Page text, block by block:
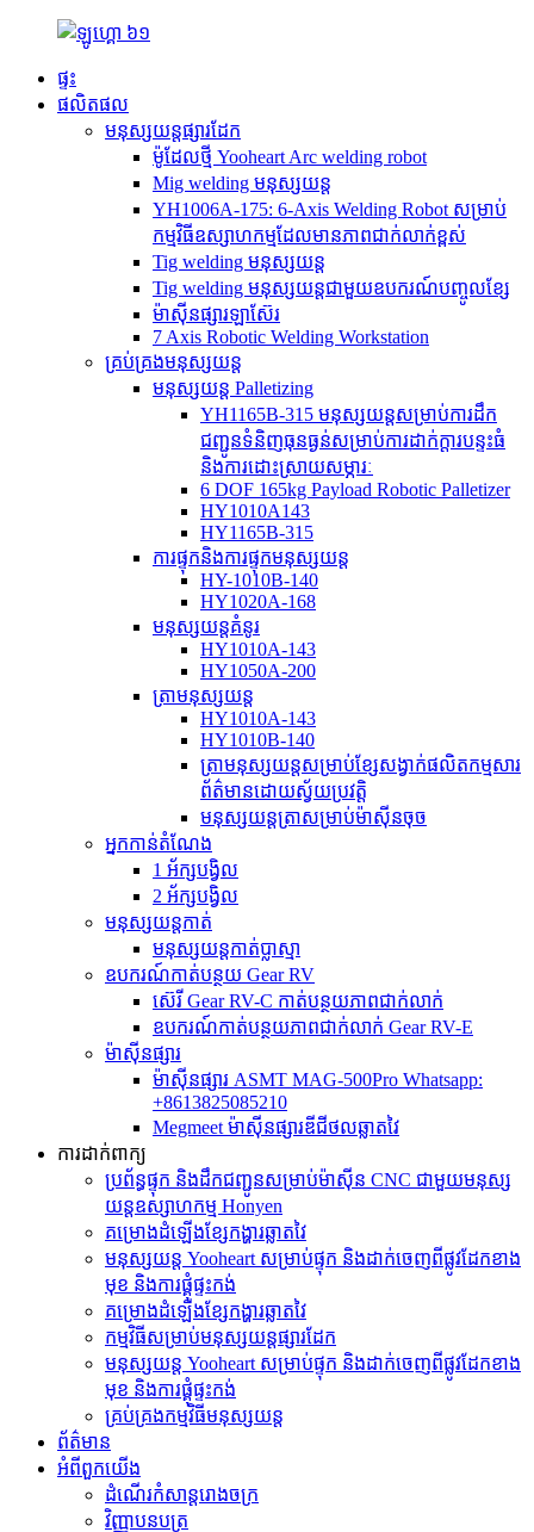
ផ្ទះ
ផលិតផល
មនុស្សយន្តផ្សារដែក
ម៉ូដែលថ្មី Yooheart Arc welding robot
Mig welding មនុស្សយន្ត
YH1006A-175: 6-Axis Welding Robot សម្រាប់
កម្មវិធីឧស្សាហកម្មដែលមានភាពជាក់លាក់ខ្ពស់
Tig welding មនុស្សយន្ត
Tig welding មនុស្សយន្តជាមួយឧបករណ៍បញ្ចូលខ្សែ
ម៉ាស៊ីនផ្សារឡាស៊ែរ
7 Axis Robotic Welding Workstation
គ្រប់គ្រងមនុស្សយន្ត
មនុស្សយន្ត Palletizing
YH1165B-315 មនុស្សយន្ត​សម្រាប់​ការ​ដឹក​
ជញ្ជូន​ទំនិញ​ធុន​ធ្ងន់​សម្រាប់​ការ​ដាក់​ក្តារបន្ទះ​ធំ
និង​ការ​ដោះស្រាយ​សម្ភារៈ
6 DOF 165kg Payload Robotic Palletizer
HY1010A143
HY1165B-315
ការផ្ទុកនិងការផ្ទុកមនុស្សយន្ត
HY-1010B-140
HY1020A-168
មនុស្សយន្តគំនូរ
HY1010A-143
HY1050A-200
ត្រាមនុស្សយន្ត
HY1010A-143
HY1010B-140
ត្រាមនុស្សយន្តសម្រាប់ខ្សែសង្វាក់ផលិតកម្មសារ
ព័ត៌មានដោយស្វ័យប្រវត្តិ
មនុស្សយន្តត្រាសម្រាប់ម៉ាស៊ីនចុច
អ្នកកាន់តំណែង
1 អ័ក្សបង្វិល
2 អ័ក្សបង្វិល
មនុស្សយន្តកាត់
មនុស្សយន្តកាត់ប្លាស្មា
ឧបករណ៍កាត់បន្ថយ Gear RV
ស៊េរី Gear RV-C កាត់បន្ថយភាពជាក់លាក់
ឧបករណ៍កាត់បន្ថយភាពជាក់លាក់ Gear RV-E
ម៉ាស៊ីនផ្សារ
ម៉ាស៊ីនផ្សារ ASMT MAG-500Pro Whatsapp:
+8613825085210
Megmeet ម៉ាស៊ីនផ្សារឌីជីថលឆ្លាតវៃ
ការដាក់ពាក្យ
ប្រព័ន្ធផ្ទុក និងដឹកជញ្ជូនសម្រាប់ម៉ាស៊ីន CNC ជាមួយមនុស្ស
យន្តឧស្សាហកម្ម Honyen
គម្រោងដំឡើងខ្សែកង្ហារឆ្លាតវៃ
មនុស្សយន្ត Yooheart សម្រាប់ផ្ទុក និងដាក់ចេញពីផ្លូវដែកខាង
មុខ និងការផ្គុំផ្ទះកង់
គម្រោងដំឡើងខ្សែកង្ហារឆ្លាតវៃ
កម្មវិធីសម្រាប់មនុស្សយន្តផ្សារដែក
មនុស្សយន្ត Yooheart សម្រាប់ផ្ទុក និងដាក់ចេញពីផ្លូវដែកខាង
មុខ និងការផ្គុំផ្ទះកង់
គ្រប់គ្រងកម្មវិធីមនុស្សយន្ត
ព័ត៌មាន
អំពីពួកយើង
ដំណើរកំសាន្តរោងចក្រ
វិញ្ញាបនបត្រ